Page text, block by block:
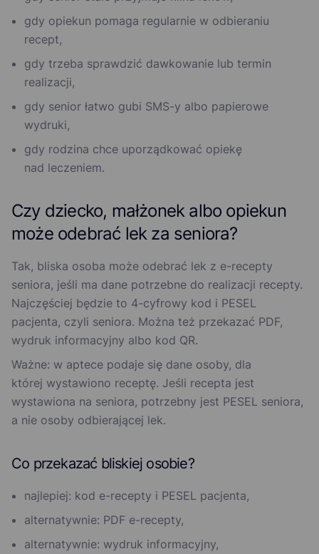
gdy opiekun pomaga regularnie w odbieraniu
recept,
gdy trzeba sprawdzić dawkowanie lub termin
realizacji,
gdy senior łatwo gubi SMS-y albo papierowe
wydruki,
gdy rodzina chce uporządkować opiekę
nad leczeniem.
Czy dziecko, małżonek albo opiekun
może odebrać lek za seniora?
Tak, bliska osoba może odebrać lek z e-recepty
seniora, jeśli ma dane potrzebne do realizacji recepty.
Najczęściej będzie to 4-cyfrowy kod i PESEL
pacjenta, czyli seniora. Można też przekazać PDF,
wydruk informacyjny albo kod QR.
Ważne: w aptece podaje się dane osoby, dla
której wystawiono receptę. Jeśli recepta jest
wystawiona na seniora, potrzebny jest PESEL seniora,
a nie osoby odbierającej lek.
Co przekazać bliskiej osobie?
najlepiej: kod e-recepty i PESEL pacjenta,
alternatywnie: PDF e-recepty,
alternatywnie: wydruk informacyjny,